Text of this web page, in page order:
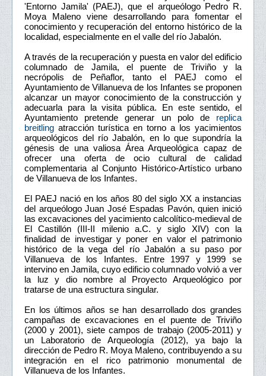
'Entorno Jamila' (PAEJ), que el arqueólogo Pedro R.
Moya Maleno viene desarrollando para fomentar el
conocimiento y recuperación del entorno histórico de la
localidad, especialmente en el valle del río Jabalón.
A través de la recuperación y puesta en valor del edificio
columnado de Jamila, el puente de Triviño y la
necrópolis de Peñaflor, tanto el PAEJ como el
Ayuntamiento de Villanueva de los Infantes se proponen
alcanzar un mayor conocimiento de la construcción y
adecuarla para la visita pública. En este sentido, el
Ayuntamiento pretende generar un polo de replica
breitling atracción turística en torno a los yacimientos
arqueológicos del río Jabalón, en lo que supondría la
génesis de una valiosa Área Arqueológica capaz de
ofrecer una oferta de ocio cultural de calidad
complementaria al Conjunto Histórico-Artístico urbano
de Villanueva de los Infantes.
El PAEJ nació en los años 80 del siglo XX a instancias
del arqueólogo Juan José Espadas Pavón, quien inició
las excavaciones del yacimiento calcolítico-medieval de
El Castillón (III-II milenio a.C. y siglo XIV) con la
finalidad de investigar y poner en valor el patrimonio
histórico de la vega del río Jabalón a su paso por
Villanueva de los Infantes. Entre 1997 y 1999 se
intervino en Jamila, cuyo edificio columnado volvió a ver
la luz y dio nombre al Proyecto Arqueológico por
tratarse de una estructura singular.
En los últimos años se han desarrollado dos grandes
campañas de excavaciones en el puente de Triviño
(2000 y 2001), siete campos de trabajo (2005-2011) y
un Laboratorio de Arqueología (2012), ya bajo la
dirección de Pedro R. Moya Maleno, contribuyendo a su
integración en el rico patrimonio monumental de
Villanueva de los Infantes.